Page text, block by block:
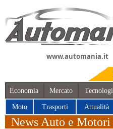
www.automania.it
Economia Mercato
Moto Trasporti Attualità
News Auto e Motori